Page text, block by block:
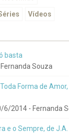
Vídeos
basta
Souza
Forma de Amor,
6/2014 - Fernanda
e o Sempre, de